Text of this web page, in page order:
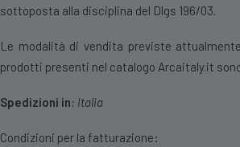
sottoposta alla disciplina del Dlgs 196/03.
Le modalità di vendita previste
prodotti presenti nel catalogo Arcaitaly.it
Spedizioni in: Italia
Condizioni per la fatturazione: